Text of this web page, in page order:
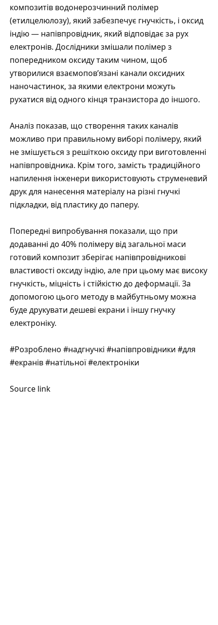
композитів водонерозчинний полімер
(етилцелюлозу), який забезпечує гнучкість, і оксид
індію — напівпровідник, який відповідає за рух
електронів. Дослідники змішали полімер з
попередником оксиду таким чином, щоб
утворилися взаємопов’язані канали оксидних
наночастинок, за якими електрони можуть
рухатися від одного кінця транзистора до іншого.
Аналіз показав, що створення таких каналів
можливо при правильному виборі полімеру, який
не змішується з решіткою оксиду при виготовленні
напівпровідника. Крім того, замість традиційного
напилення інженери використовують струменевий
друк для нанесення матеріалу на різні гнучкі
підкладки, від пластику до паперу.
Попередні випробування показали, що при
додаванні до 40% полімеру від загальної маси
готовий композит зберігає напівпровідникові
властивості оксиду індію, але при цьому має високу
гнучкість, міцність і стійкістю до деформації. За
допомогою цього методу в майбутньому можна
буде друкувати дешеві екрани і іншу гнучку
електроніку.
#Розроблено #надгнучкі #напівпровідники #для
#екранів #натільної #електроніки
Source link